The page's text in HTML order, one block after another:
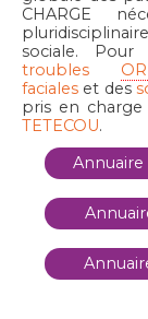
CHARGE
sociale.
troubles
faciales et des
pris en charge
TETECOU.
Annuaire